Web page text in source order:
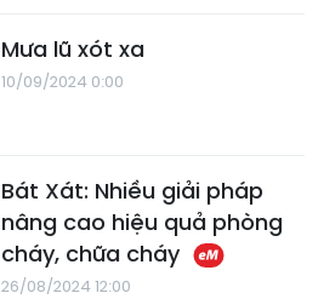
Mưa lũ xót xa
10/09/2024 0:00
Bát Xát: Nhiều giải pháp
nâng cao hiệu quả phòng
cháy, chữa cháy
26/08/2024 12:00